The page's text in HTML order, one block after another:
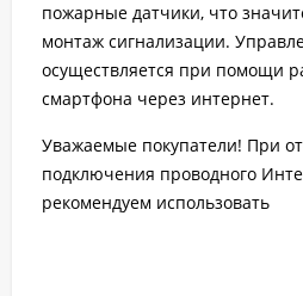
пожарные датчики, что
монтаж сигнализации.
осуществляется при помощи
смартфона через интернет.
Уважаемые покупатели! При
подключения проводного
рекомендуем использовать